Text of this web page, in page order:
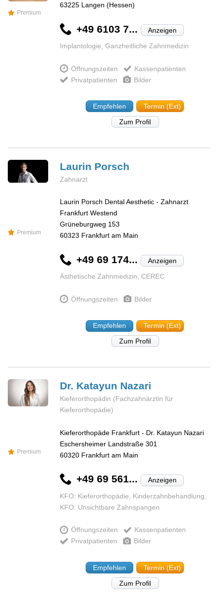
Premium
63225 Langen (Hessen)
+49 6103 7... Anzeigen
Implantologie, Ganzheitliche Zahnmedizin
Öffnungszeiten
Kassenpatienten
Privatpatienten
Bilder
Empfehlen
Termin (Ext)
Zum Profil
Premium
Laurin Porsch
Zahnarzt
Laurin Porsch Dental Aesthetic - Zahnarzt
Frankfurt Westend
Grüneburgweg 153
60323 Frankfurt am Main
+49 69 174... Anzeigen
Ästhetische Zahnmedizin, CEREC
Öffnungszeiten Bilder
Empfehlen
Termin (Ext)
Zum Profil
Premium
Dr. Katayun Nazari
Kieferorthopädin (Fachzahnärztin für
Kieferorthopädie)
Kieferorthopäde Frankfurt - Dr. Katayun Nazari
Eschersheimer Landstraße 301
60320 Frankfurt am Main
+49 69 561... Anzeigen
KFO: Kieferorthopädie, Kinderzahnbehandlung,
KFO: Unsichtbare Zahnspangen
Öffnungszeiten
Kassenpatienten
Privatpatienten
Bilder
Empfehlen
Termin (Ext)
Zum Profil